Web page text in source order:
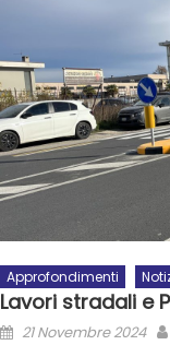
Approfondimenti
Lavori stradali e
21 Novembre 2024